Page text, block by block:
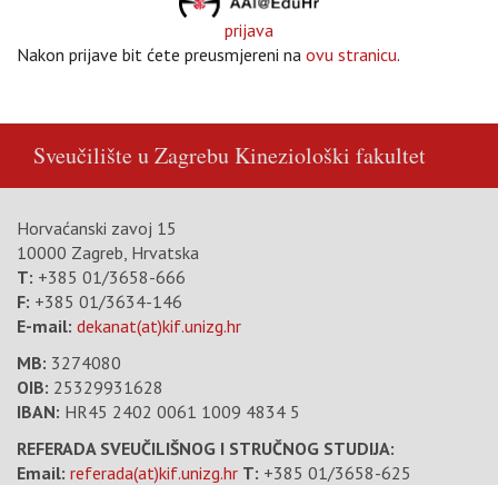
prijava
Nakon prijave bit ćete preusmjereni na ovu stranicu.
Sveučilište u ZagrebuKineziološki fakultet
Horvaćanski zavoj 15
10000 Zagreb, Hrvatska
T: +385 01/3658-666
F: +385 01/3634-146
E-mail: dekanat(at)kif.unizg.hr
MB: 3274080
OIB: 25329931628
IBAN: HR45 2402 0061 1009 4834 5
REFERADA SVEUČILIŠNOG I STRUČNOG STUDIJA:
Email: referada(at)kif.unizg.hr T: +385 01/3658-625